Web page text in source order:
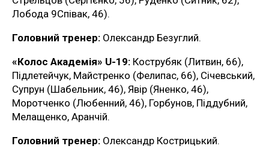
Лобода 9Співак, 46).
Головний тренер: Олександр Безуглий.
«Колос Академія» U-19: Кострубяк (Литвин, 66),
Підлетейчук, Майстренко (Фелипас, 66), Січевський,
Супрун (Шабельник, 46), Явір (Яненко, 46),
Моротченко (Любенний, 46), Горбунов, Піддубний,
Мелащенко, Аранчій.
Головний тренер: Олександр Кострицький.